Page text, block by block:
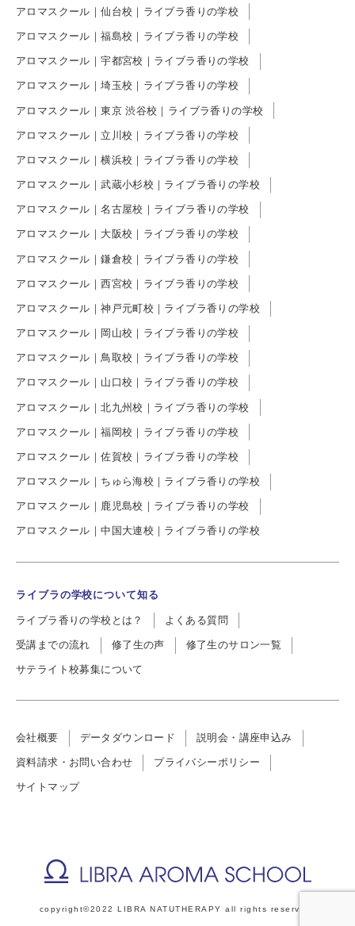
アロマスクール｜仙台校｜ライブラ香りの学校
アロマスクール｜福島校｜ライブラ香りの学校
アロマスクール｜宇都宮校｜ライブラ香りの学校
アロマスクール｜埼玉校｜ライブラ香りの学校
アロマスクール｜東京 渋谷校｜ライブラ香りの学校
アロマスクール｜立川校｜ライブラ香りの学校
アロマスクール｜横浜校｜ライブラ香りの学校
アロマスクール｜武蔵小杉校｜ライブラ香りの学校
アロマスクール｜名古屋校｜ライブラ香りの学校
アロマスクール｜大阪校｜ライブラ香りの学校
アロマスクール｜鎌倉校｜ライブラ香りの学校
アロマスクール｜西宮校｜ライブラ香りの学校
アロマスクール｜神戸元町校｜ライブラ香りの学校
アロマスクール｜岡山校｜ライブラ香りの学校
アロマスクール｜鳥取校｜ライブラ香りの学校
アロマスクール｜山口校｜ライブラ香りの学校
アロマスクール｜北九州校｜ライブラ香りの学校
アロマスクール｜福岡校｜ライブラ香りの学校
アロマスクール｜佐賀校｜ライブラ香りの学校
アロマスクール｜ちゅら海校｜ライブラ香りの学校
アロマスクール｜鹿児島校｜ライブラ香りの学校
アロマスクール｜中国大連校｜ライブラ香りの学校
ライブラの学校について知る
ライブラ香りの学校とは？ よくある質問
受講までの流れ 修了生の声 修了生のサロン一覧
サテライト校募集について
会社概要 データダウンロード 説明会・講座申込み
資料請求・お問い合わせ プライバシーポリシー
サイトマップ
copyright©2022 LIBRA NATUTHERAPY all rights reserved.